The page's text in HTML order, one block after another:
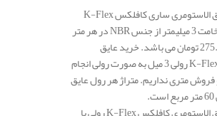
قیمت عایق الاستومری ساری کافلکس K-Flex
رولی با ضخامت 3 میلیمتر از جنس NBR در هر متر
مربع 275.000 تومان می باشد. خرید عایق
کافلکس K-Flex رولی 3 میل به صورت رولی انجام
متری نداریم. متراژ هر رول عایق